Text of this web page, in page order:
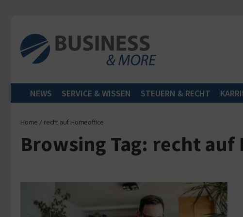
NEWS SERVICE & WISSEN STEUERN & RECHT
Home / recht auf Homeoffice
Browsing Tag: recht